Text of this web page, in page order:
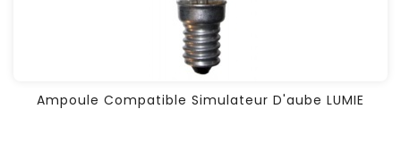
Ampoule Compatible Simulateur D'aube LUMIE